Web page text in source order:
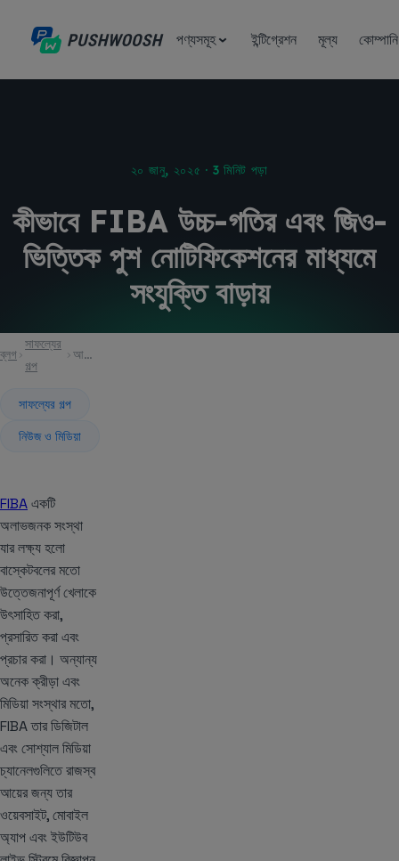
পণ্যসমূহ ইন্টিগ্রেশন মূল্য কোম্পানি
২০ জানু, ২০২৫ · 3 মিনিট পড়া
কীভাবে FIBA উচ্চ-গতির এবং জিও-
ভিত্তিক পুশ নোটিফিকেশনের মাধ্যমে
সংযুক্তি বাড়ায়
ব্লগ
সাফল্যের
গল্প
আর্টিকেল
সাফল্যের গল্প
নিউজ ও মিডিয়া
FIBAএকটি
অলাভজনক সংস্থা
যার লক্ষ্য হলো
বাস্কেটবলের মতো
উত্তেজনাপূর্ণ খেলাকে
উৎসাহিত করা,
প্রসারিত করা এবং
প্রচার করা। অন্যান্য
অনেক ক্রীড়া এবং
মিডিয়া সংস্থার মতো,
FIBA তার ডিজিটাল
এবং সোশ্যাল মিডিয়া
চ্যানেলগুলিতে রাজস্ব
আয়ের জন্য তার
ওয়েবসাইট, মোবাইল
অ্যাপ এবং ইউটিউব